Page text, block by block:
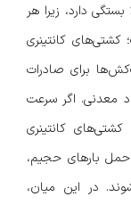
دارد، زیرا هر
کانتینری
برای صادرات
معدنی. اگر سرعت
کانتینری
حمل بارهای حجیم،
در این میان،